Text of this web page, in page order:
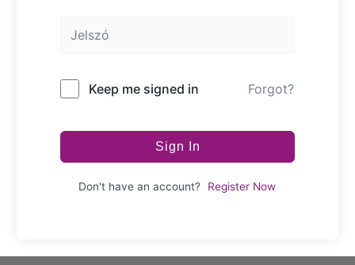
Keep me signed in Forgot?
Sign In
Don't have an account? Register Now